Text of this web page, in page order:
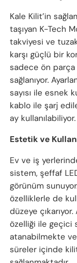
Kale Kilit’in
taşıyan K-Tech
takviyesi ve
karşı güçlü bir
sadece ön parça
sağlanıyor.
sayısı ile esnek
kablo ile şarj
ay kullanılabiliyor.
Estetik ve
Ev ve iş
sistem, şeffaf
görünüm
özelliklerle de
düzeye
özelliği ile geçici
atanabilmekte
süreler içinde